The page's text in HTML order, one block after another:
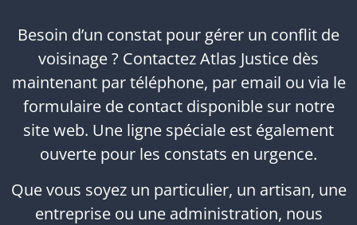
Besoin d’un constat pour gérer un conflit de
voisinage ? Contactez Atlas Justice dès
maintenant par téléphone, par email ou via le
formulaire de contact disponible sur notre
site web. Une ligne spéciale est également
ouverte pour les constats en urgence.
Que vous soyez un particulier, un artisan, une
entreprise ou une administration, nous